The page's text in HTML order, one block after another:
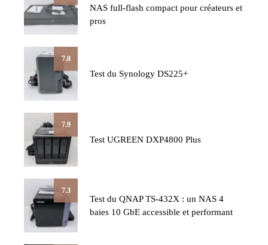
NAS full-flash compact pour créateurs et
pros
7.8
Test du Synology DS225+
7.9
Test UGREEN DXP4800 Plus
7.3
Test du QNAP TS-432X : un NAS 4
baies 10 GbE accessible et performant